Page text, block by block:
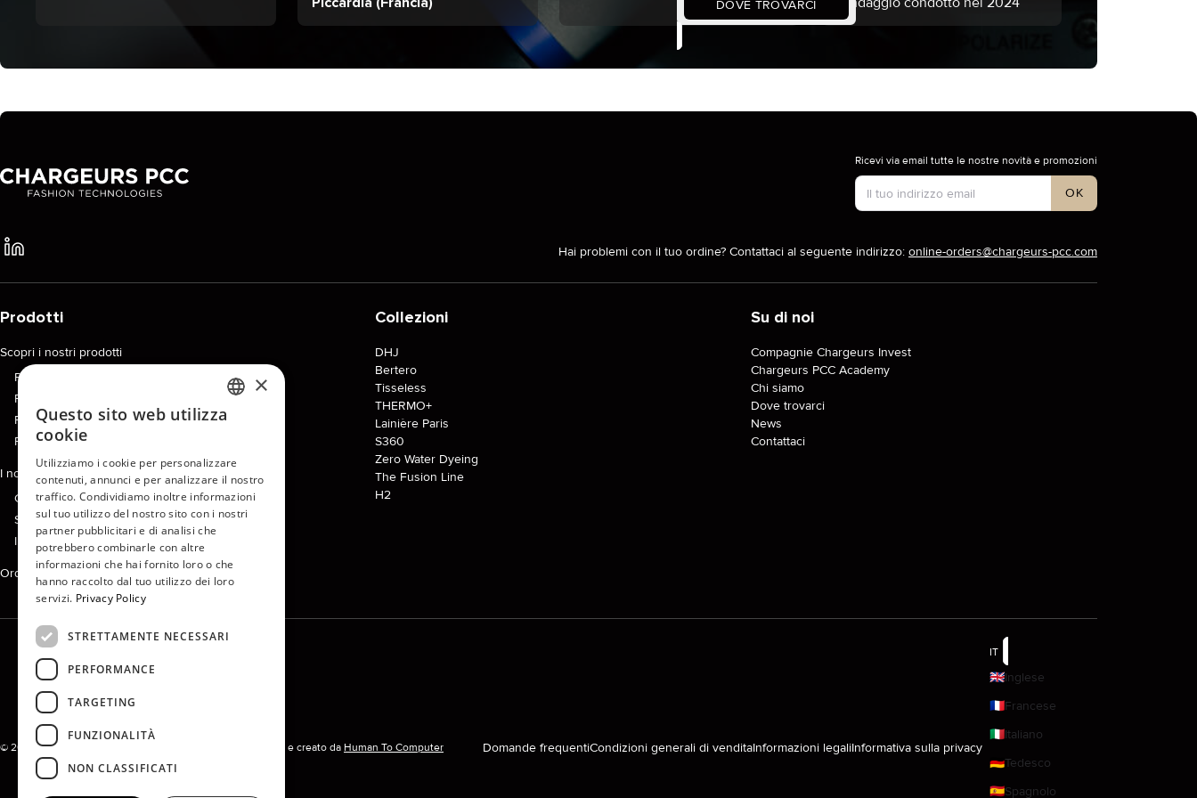
DOVE TROVARCI
Tipo di account
Ricevi via email tutte le nostre novità e promozioni
OK
Hai problemi con il tuo ordine? Contattaci al seguente indirizzo: online-orders@chargeurs-pcc.com
Prodotti
Scopri i nostri prodotti
Per collezioni
Per tipo di interfodera
Per applicazione per mercato
Per applicazione per capo
I nostri servizi
Consulenza e personalizzazione
Supporto e accompagnamento
I nostri impegni
Ordina online adesso
Collezioni
DHJ
Bertero
Tisseless
THERMO+
Lainière Paris
S360
Zero Water Dyeing
The Fusion Line
H2
Su di noi
Compagnie Chargeurs Invest
Chargeurs PCC Academy
Chi siamo
Dove trovarci
News
Contattaci
© 2026 Chargeurs PCC. Tutti i diritti riservati. Sito realizzato e creato da Human To Computer Domande frequentiCondizioni generali di venditaInformazioni legaliInformativa sulla privacy
IT
🇬🇧Inglese
🇫🇷Francese
🇮🇹Italiano
🇩🇪Tedesco
🇪🇸Spagnolo
IT
DE
SPANISH
×
Questo sito web utilizza
cookie
Utilizziamo i cookie per personalizzare
contenuti, annunci e per analizzare il nostro
traffico. Condividiamo inoltre informazioni
sul tuo utilizzo del nostro sito con i nostri
partner pubblicitari e di analisi che
potrebbero combinarle con altre
informazioni che hai fornito loro o che
hanno raccolto dal tuo utilizzo dei loro
servizi. Privacy Policy
STRETTAMENTE NECESSARI
PERFORMANCE
TARGETING
FUNZIONALITÀ
NON CLASSIFICATI